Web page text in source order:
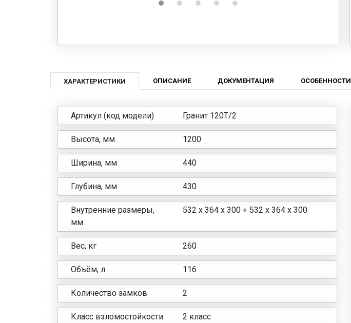
ХАРАКТЕРИСТИКИ ОПИСАНИЕ ДОКУМЕНТАЦИЯ ОСОБЕННОСТИ
Артикул (код модели) Гранит 120T/2
Высота, мм 1200
Ширина, мм 440
Глубина, мм 430
Внутренние размеры,
мм
532 x 364 x 300 + 532 x 364 x 300
Вес, кг 260
Объём, л 116
Количество замков 2
Класс взломостойкости 2 класс